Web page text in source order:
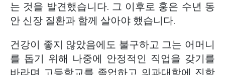
는 것을 발견했습니다. 그 이후로 훙은 수년 동
안 신장 질환과 함께 살아야 했습니다.
건강이 좋지 않았음에도 불구하고 그는 어머니
를 돕기 위해 나중에 안정적인 직업을 갖기를
바라며 고등학교를 졸업하고 의과대학에 진학